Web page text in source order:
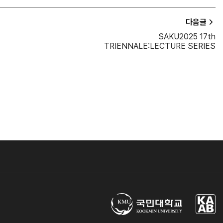
다음글
SAKU2025 17th
TRIENNALE:LECTURE SERIES